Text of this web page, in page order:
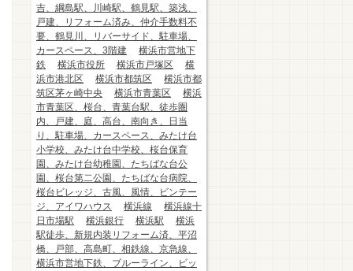
吉、綱島駅、川崎駅、鶴見駅、築浅、
戸建、リフォーム済み、仲介手数料不
要、鶴見川、リバーサイド、駐車場、
カースペース、3階建
横浜市営地下
鉄
横浜市役所 横浜市戸塚区
横
浜市港北区
横浜市都筑区
横浜市都
筑区茅ヶ崎中央
横浜市青葉区
横浜
市青葉区、桜台、青葉台駅、徒歩圏
内、戸建、庭、高台、南向き、日当
り、駐車場、カースペース、みたけ台
小学校、みたけ台中学校、桜台保育
園、みたけ台幼稚園、たちばな台公
園、桜台第二公園、たちばな台病院、
桜台ビレッジ、古風、風情、ビンテー
ジ、アイワハウス
横浜線
横浜線十
日市場駅
横浜銀行 横浜駅
横浜
駅徒歩、新規内装リフォーム済、平沼
橋、戸部、高島町、相鉄線、京急線、
横浜市営地下鉄、ブルーライン、ビッ